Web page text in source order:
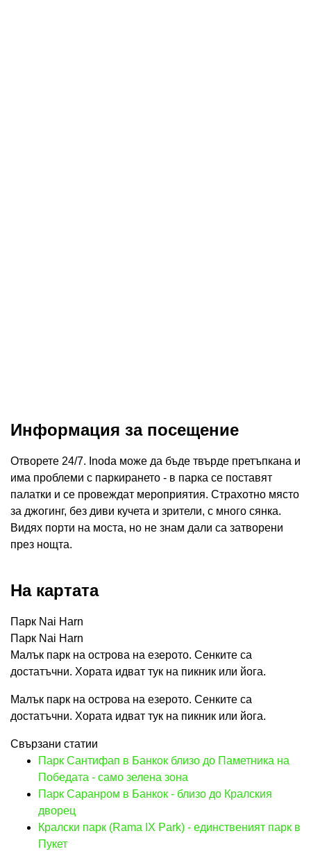
Информация за посещение
Отворете 24/7. Inoda може да бъде твърде претъпкана и
има проблеми с паркирането - в парка се поставят
палатки и се провеждат мероприятия. Страхотно място
за джогинг, без диви кучета и зрители, с много сянка.
Видях порти на моста, но не знам дали са затворени
през нощта.
На картата
Парк Nai Harn
Парк Nai Harn
Малък парк на острова на езерото. Сенките са
достатъчни. Хората идват тук на пикник или йога.
Малък парк на острова на езерото. Сенките са
достатъчни. Хората идват тук на пикник или йога.
Свързани статии
Парк Сантифап в Банкок близо до Паметника на
Победата - само зелена зона
Парк Саранром в Банкок - близо до Кралския
дворец
Кралски парк (Rama IX Park) - единственият парк в
Пукет